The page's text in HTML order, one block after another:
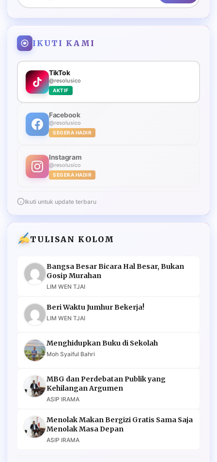
IKUTI KAMI
TikTok
@resolusico
AKTIF
Facebook
@resolusico
SEGERA HADIR
Instagram
@resolusico
SEGERA HADIR
Ikuti untuk update terbaru
TULISAN KOLOM
Bangsa Besar Bicara Hal Besar, Bukan
Gosip Murahan
LIM WEN TJAI
Beri Waktu Jumhur Bekerja!
LIM WEN TJAI
Menghidupkan Buku di Sekolah
Moh Syaiful Bahri
MBG dan Perdebatan Publik yang
Kehilangan Argumen
ASIP IRAMA
Menolak Makan Bergizi Gratis Sama Saja
Menolak Masa Depan
ASIP IRAMA